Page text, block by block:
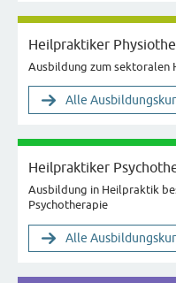
Heilpraktiker
Ausbildung zum sektoralen
Alle
Heilpraktiker
Ausbildung in Heilpraktik
Psychotherapie
Alle